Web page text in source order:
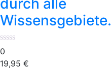
Menge
Wissensgebiete.
0
19,95 €